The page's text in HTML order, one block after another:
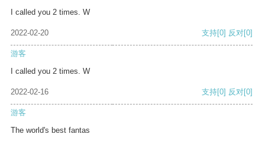
I called you 2 times. W
2022-02-20 支持[0] 反对[0]
游客
I called you 2 times. W
2022-02-16 支持[0] 反对[0]
游客
The world's best fantas